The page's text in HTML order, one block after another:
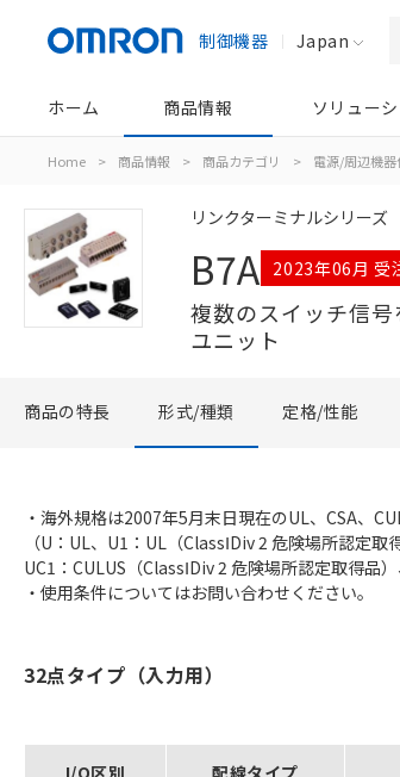
制御機器 Japan
ホーム 商品情報 ソリュー
Home > 商品情報 > 商品カテゴリ > 電源/周辺機器
リンクターミナルシリーズ
B7A 2023年06月 受
複数のスイッチ信
ユニット
商品の特長 形式/種類 定格/性能
・海外規格は2007年5月末日現在のUL、CSA、
（U：UL、U1：UL（ClassⅠDiv 2 危険場所認定取
UC1：CULUS（ClassⅠDiv 2 危険場所認定取得品
・使用条件についてはお問い合わせください。
32点タイプ（入力用）
I/O区別 配線タイプ